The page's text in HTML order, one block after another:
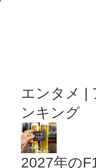
エンタメ |
ンキング
2027年の